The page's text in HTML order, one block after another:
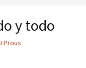
y todo
Prous